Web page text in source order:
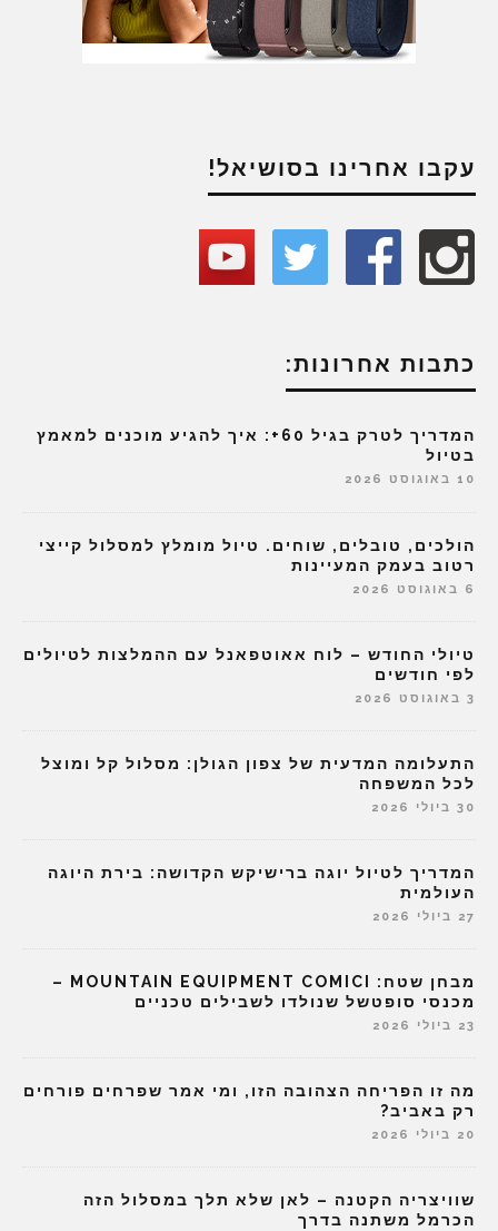
עקבו אחרינו בסושיאל!
כתבות אחרונות:
המדריך לטרק בגיל 60+: איך להגיע מוכנים למאמץ
בטיול
10 באוגוסט 2026
הולכים, טובלים, שוחים. טיול מומלץ למסלול קייצי
רטוב בעמק המעיינות
6 באוגוסט 2026
טיולי החודש – לוח אאוטפאנל עם ההמלצות לטיולים
לפי חודשים
3 באוגוסט 2026
התעלומה המדעית של צפון הגולן: מסלול קל ומוצל
לכל המשפחה
30 ביולי 2026
המדריך לטיול יוגה ברישיקש הקדושה: בירת היוגה
העולמית
27 ביולי 2026
מבחן שטח: MOUNTAIN EQUIPMENT COMICI –
מכנסי סופטשל שנולדו לשבילים טכניים
23 ביולי 2026
מה זו הפריחה הצהובה הזו, ומי אמר שפרחים פורחים
רק באביב?
20 ביולי 2026
שוויצריה הקטנה – לאן שלא תלך במסלול הזה
הכרמל משתנה בדרך